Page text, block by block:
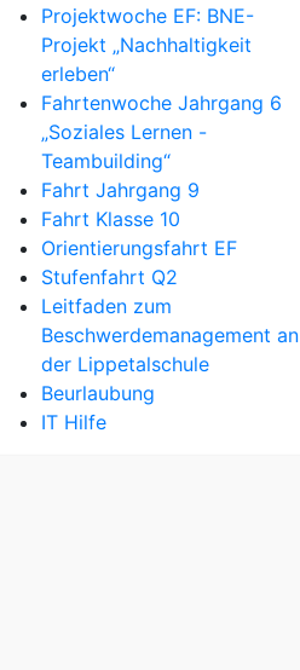
Projektwoche EF: BNE-
Projekt „Nachhaltigkeit
erleben“
Fahrtenwoche Jahrgang 6
„Soziales Lernen -
Teambuilding“
Fahrt Jahrgang 9
Fahrt Klasse 10
Orientierungsfahrt EF
Stufenfahrt Q2
Leitfaden zum
Beschwerdemanagement an
der Lippetalschule
Beurlaubung
IT Hilfe